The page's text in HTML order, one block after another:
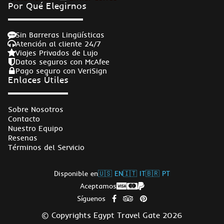
¡Muchas gracias a todos por hacer que nuestras
vacaciones sean inolvidables! ! ! ! ! ! ! ! ! ! ! ! ! !
Por Qué Elegirnos
Sin Barreras Lingüísticas
Atención al cliente 24/7
Viajes Privados de Lujo
Datos seguros con McAfee
Pago seguro con VeriSign
Enlaces Útiles
Sobre Nosotros
Contacto
Nuestro Equipo
Resenas
Términos del Servicio
Disponible en🇺🇸 EN🇮🇹 IT🇧🇷 PT
Aceptamos
Síguenos
© Copyrights Egypt Travel Gate 2026